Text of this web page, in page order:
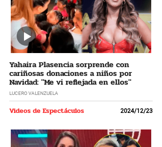
Yahaira Plasencia sorprende con
cariñosas donaciones a niños por
Navidad: "Me vi reflejada en ellos"
LUCERO VALENZUELA
Videos de Espectáculos 2024/12/23